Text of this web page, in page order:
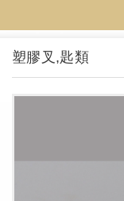
塑膠叉,匙類